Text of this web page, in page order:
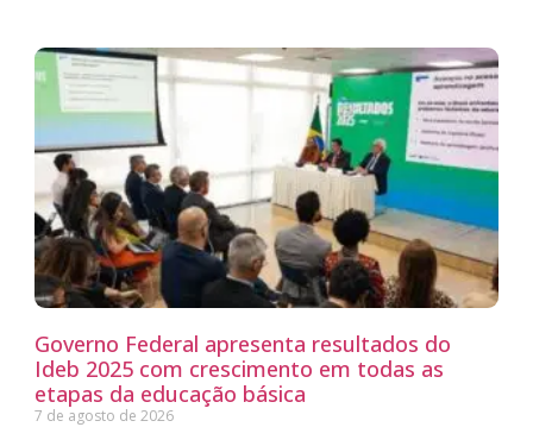
Governo Federal apresenta resultados do
Ideb 2025 com crescimento em todas as
etapas da educação básica
7 de agosto de 2026